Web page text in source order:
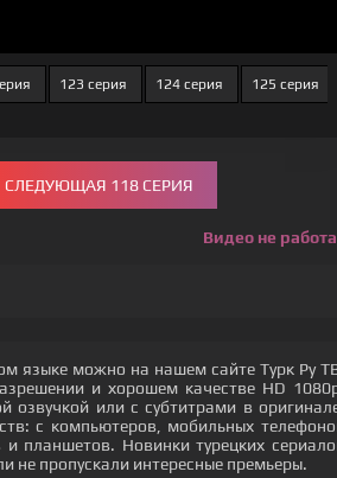
123 серия 124 серия 125 серия
СЛЕДУЮЩАЯ 118 СЕРИЯ
Видео не
языке можно на нашем сайте Турк Ру
и хорошем качестве HD
озвучкой или с субтитрами в
с компьютеров, мобильных
планшетов. Новинки турецких
не пропускали интересные премьеры.